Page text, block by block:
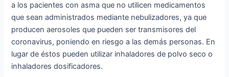
a los pacientes con asma que no utilicen medicamentos
que sean administrados mediante nebulizadores, ya que
producen aerosoles que pueden ser transmisores del
coronavirus, poniendo en riesgo a las demás personas. En
lugar de éstos pueden utilizar inhaladores de polvo seco o
inhaladores dosificadores.